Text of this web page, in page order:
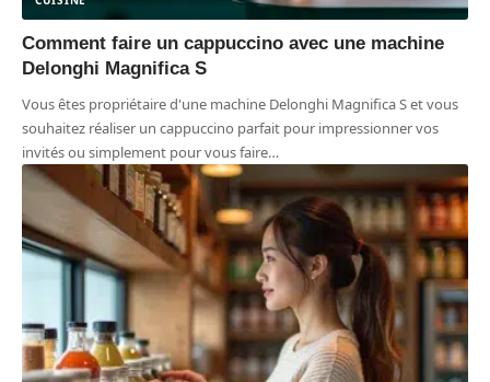
Comment faire un cappuccino avec une machine
Delonghi Magnifica S
Vous êtes propriétaire d'une machine Delonghi Magnifica S et vous
souhaitez réaliser un cappuccino parfait pour impressionner vos
invités ou simplement pour vous faire…